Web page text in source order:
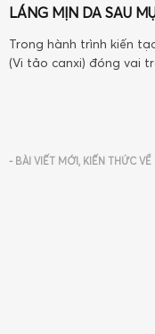
LÁNG MỊN DA SAU
Trong hành trình kiến
(Vi tảo canxi) đóng vai
- BÀI VIẾT MỚI, KIẾN THỨC VỀ